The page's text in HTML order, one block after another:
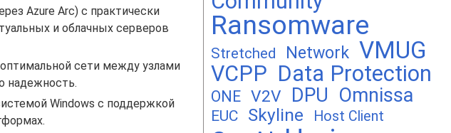
Azure Arc) с практически
и облачных серверов
сети между узлами
надежность.
Windows с поддержкой
Ransomware
Stretched Network VMUG
VCPP Data Protection
ONE V2V DPU Omnissa
EUC Skyline Host Client